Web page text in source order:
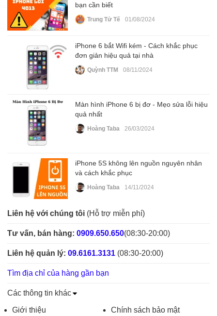
bạn cần biết
Trung Tử Tế 01/08/2024
iPhone 6 bắt Wifi kém - Cách khắc phục
đơn giản hiệu quả tại nhà
Quỳnh TTM 08/11/2024
Màn hình iPhone 6 bị đơ - Mẹo sửa lỗi hiệu
quả nhất
Hoàng Taba 26/03/2024
iPhone 5S không lên nguồn nguyên nhân
và cách khắc phục
Hoàng Taba 14/11/2024
Liên hệ với chúng tôi (Hỗ trợ miễn phí)
Tư vấn, bán hàng: 0909.650.650(08:30-20:00)
Liên hệ quản lý: 09.6161.3131 (08:30-20:00)
Tìm địa chỉ của hàng gần bạn
Các thông tin khác
Giới thiệu
Chính sách bảo mật